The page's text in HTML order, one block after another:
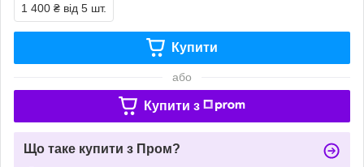
1 400 ₴ від 5 шт.
Купити
або
Купити з
Що таке купити з Пром?